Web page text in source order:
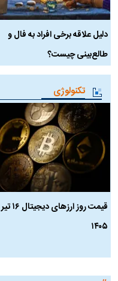
دلیل علاقه برخی افراد به فال و
طالع‌بینی چیست؟
تکنولوژی
قیمت روز ارز‌های دیجیتال ۱۶ تیر
۱۴۰۵